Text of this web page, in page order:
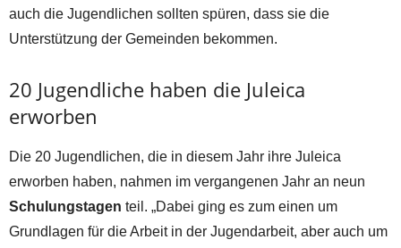
auch die Jugendlichen sollten spüren, dass sie die
Unterstützung der Gemeinden bekommen.
20 Jugendliche haben die Juleica
erworben
Die 20 Jugendlichen, die in diesem Jahr ihre Juleica
erworben haben, nahmen im vergangenen Jahr an neun
Schulungstagen teil. „Dabei ging es zum einen um
Grundlagen für die Arbeit in der Jugendarbeit, aber auch um